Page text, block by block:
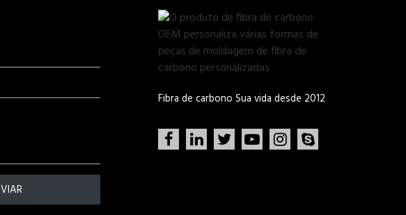
Fibra de carbono Sua vida desde 2012